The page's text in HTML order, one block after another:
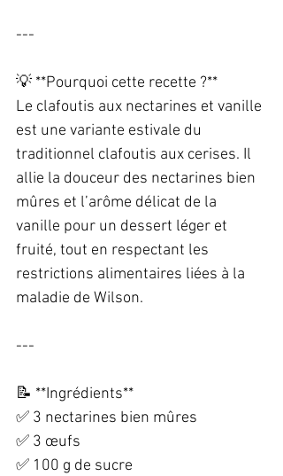
---
💡 **Pourquoi cette recette ?**
Le clafoutis aux nectarines et vanille
est une variante estivale du
traditionnel clafoutis aux cerises. Il
allie la douceur des nectarines bien
mûres et l’arôme délicat de la
vanille pour un dessert léger et
fruité, tout en respectant les
restrictions alimentaires liées à la
maladie de Wilson.
---
📝 **Ingrédients**
✅ 3 nectarines bien mûres
✅ 3 œufs
✅ 100 g de sucre